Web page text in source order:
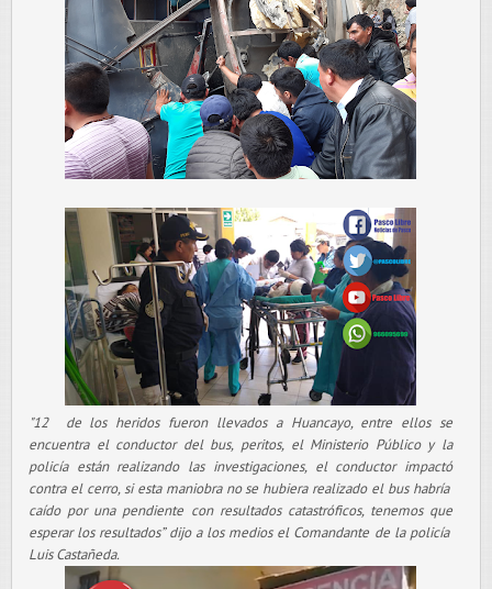
"12 de los heridos fueron llevados a Huancayo, entre ellos se
encuentra el conductor del bus, peritos, el Ministerio Público y la
policía están realizando las investigaciones, el conductor impactó
contra el cerro, si esta maniobra no se hubiera realizado el bus habría
caído por una pendiente con resultados catastróficos, tenemos que
esperar los resultados” dijo a los medios el Comandante de la policía
Luis Castañeda.